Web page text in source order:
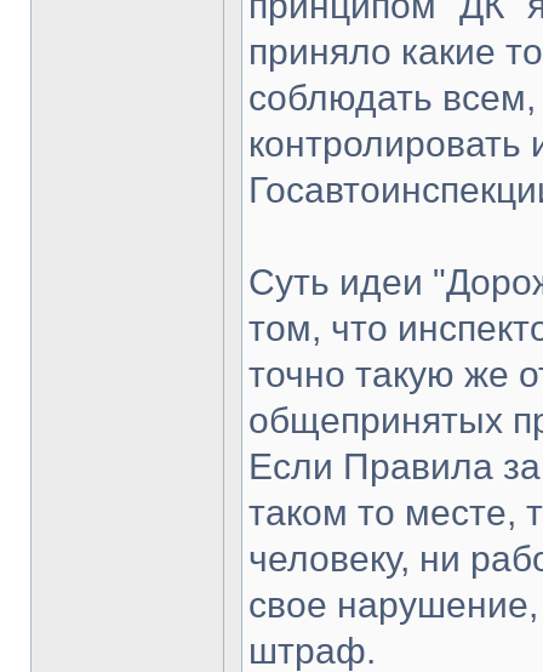
приняло какие
соблюдать всем,
Суть идеи
том, что
точно такую же
общепринятых
Если Правила
таком то месте,
человеку, ни
свое
штраф.